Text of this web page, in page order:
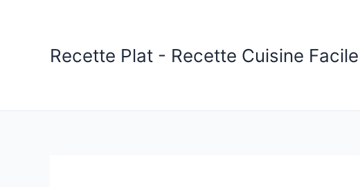
Recette Plat - Recette Cuisine Facile